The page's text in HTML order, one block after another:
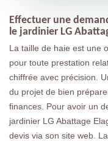
Effectuer une
le jardinier LG
La taille de haie est une
pour toute prestation
chiffrée avec précision.
du projet de bien
finances. Pour avoir un
jardinier LG Abattage
devis via son site web.